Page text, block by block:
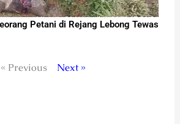
Petani di Rejang Lebong Tewas
« Previous Next »